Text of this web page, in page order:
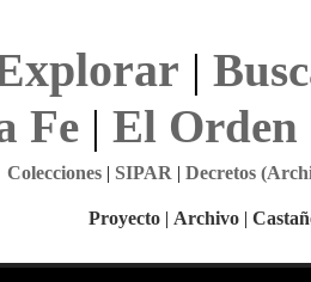
|
Fe| El Orden
Colecciones| SIPAR | Decretos
Proyecto | Archivo |